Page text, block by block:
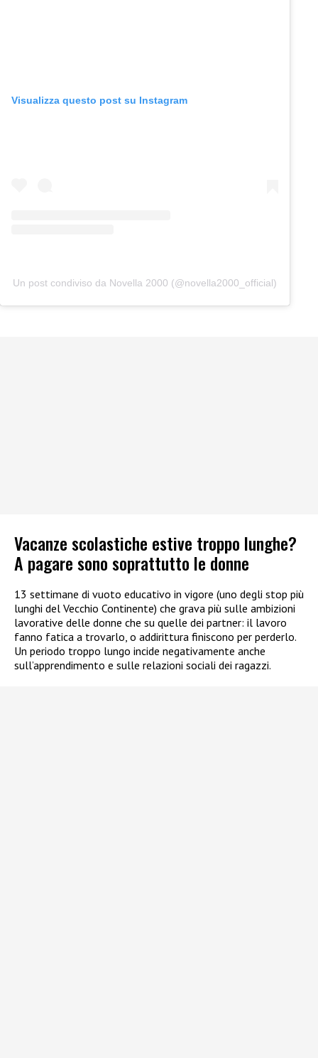
Visualizza questo post su Instagram
Un post condiviso da Novella 2000 (@novella2000_official)
Vacanze scolastiche estive troppo lunghe?
A pagare sono soprattutto le donne
13 settimane di vuoto educativo in vigore (uno degli stop più
lunghi del Vecchio Continente) che grava più sulle ambizioni
lavorative delle donne che su quelle dei partner: il lavoro
fanno fatica a trovarlo, o addirittura finiscono per perderlo.
Un periodo troppo lungo incide negativamente anche
sull’apprendimento e sulle relazioni sociali dei ragazzi.